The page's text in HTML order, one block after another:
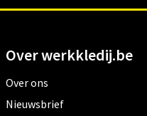
Over werkkledij.be
Over ons
Nieuwsbrief